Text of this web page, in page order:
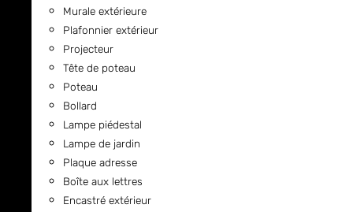
Murale extérieure
Plafonnier extérieur
Projecteur
Tête de poteau
Poteau
Bollard
Lampe piédestal
Lampe de jardin
Plaque adresse
Boîte aux lettres
Encastré extérieur